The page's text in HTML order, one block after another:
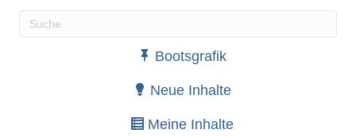
Wenn die Ergebnisse der automatischen
Bootsgrafik
Neue Inhalte
Meine Inhalte